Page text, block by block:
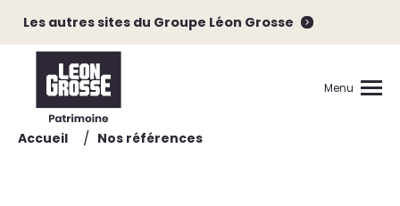
Les autres sites du Groupe Léon Grosse
Menu
Accueil / Nos références